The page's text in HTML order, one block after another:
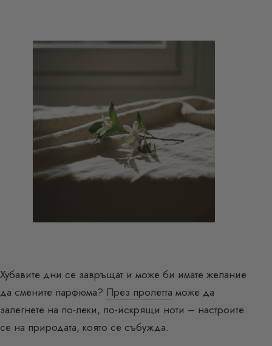
Хубавите дни се завръщат и може би имате желание
да смените парфюма? През пролетта може да
залегнете на по-леки, по-искрящи ноти – настроите
се на природата, която се събужда.